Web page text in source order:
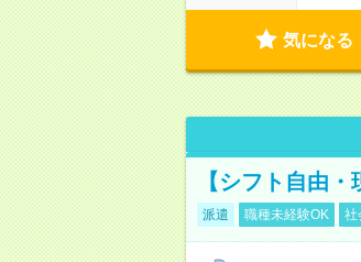
気になる
【シフト自由
派遣 職種未経験OK 社